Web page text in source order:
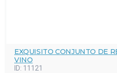
EXQUISITO CONJUNTO DE
VINO
ID: 11121